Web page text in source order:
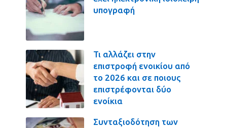
υπογραφή
Τι αλλάζει στην
επιστροφή ενοικίου από
το 2026 και σε ποιους
επιστρέφονται δύο
ενοίκια
Συνταξιοδότηση των